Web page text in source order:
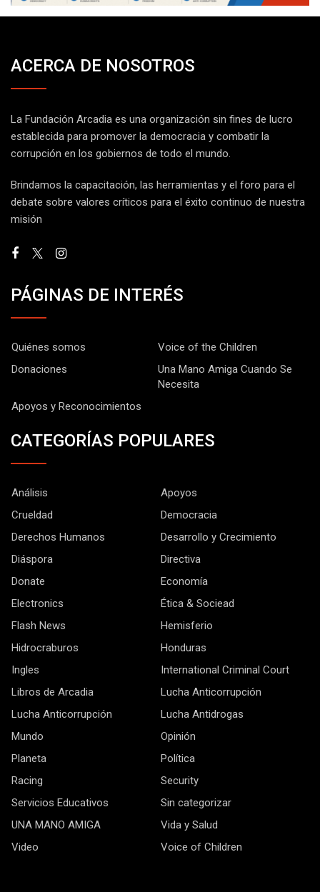
ACERCA DE NOSOTROS
La Fundación Arcadia es una organización sin fines de lucro
establecida para promover la democracia y combatir la
corrupción en los gobiernos de todo el mundo.
Brindamos la capacitación, las herramientas y el foro para el
debate sobre valores críticos para el éxito continuo de nuestra
misión
PÁGINAS DE INTERÉS
Quiénes somos
Voice of the Children
Donaciones
Una Mano Amiga Cuando Se
Necesita
Apoyos y Reconocimientos
CATEGORÍAS POPULARES
Análisis
Apoyos
Crueldad
Democracia
Derechos Humanos
Desarrollo y Crecimiento
Diáspora
Directiva
Donate
Economía
Electronics
Ética & Sociead
Flash News
Hemisferio
Hidrocraburos
Honduras
Ingles
International Criminal Court
Libros de Arcadia
Lucha Anticorrupción
Lucha Anticorrupción
Lucha Antidrogas
Mundo
Opinión
Planeta
Política
Racing
Security
Servicios Educativos
Sin categorizar
UNA MANO AMIGA
Vida y Salud
Video
Voice of Children